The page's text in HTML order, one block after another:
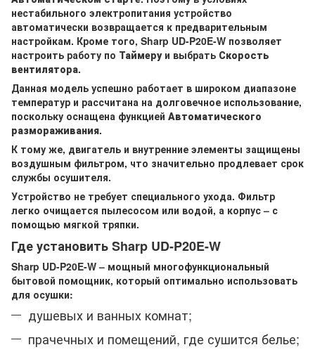
нестабильного электропитания устройство
автоматически возвращается к предварительным
настройкам. Кроме того, Sharp UD-P20E-W позволяет
настроить работу по Таймеруи выбрать Скорость
вентилятора.
Данная модель успешно работает в широком диапазоне
температур и рассчитана на долговечное использование,
поскольку оснащена функцией Автоматического
размораживания.
К тому же, двигатель и внутренние элементы защищены
воздушным фильтром, что значительно продлевает срок
службы осушителя.
Устройство не требует специального ухода. Фильтр
легко очищается пылесосом или водой, а корпус – с
помощью мягкой тряпки.
Где установить Sharp UD-P20E-W
Sharp UD-P20E-W – мощный многофункциональный
бытовой помощник, который оптимально использовать
для осушки:
душевых и ванных комнат;
прачечных и помещений, где сушится белье;